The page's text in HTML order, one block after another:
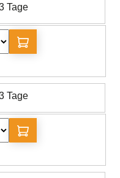
Tage
Tage